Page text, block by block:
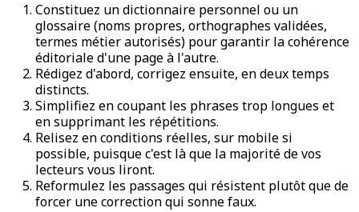
Constituez un dictionnaire personnel ou un
glossaire (noms propres, orthographes validées,
termes métier autorisés) pour garantir la cohérence
éditoriale d'une page à l'autre.
Rédigez d'abord, corrigez ensuite, en deux temps
distincts.
Simplifiez en coupant les phrases trop longues et
en supprimant les répétitions.
Relisez en conditions réelles, sur mobile si
possible, puisque c'est là que la majorité de vos
lecteurs vous liront.
Reformulez les passages qui résistent plutôt que de
forcer une correction qui sonne faux.